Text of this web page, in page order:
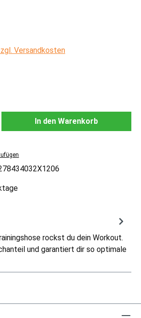
Versandkosten
Gib den gewünschten
In den Warenkorb
rockst du dein Workout.
und garantiert dir so optimale